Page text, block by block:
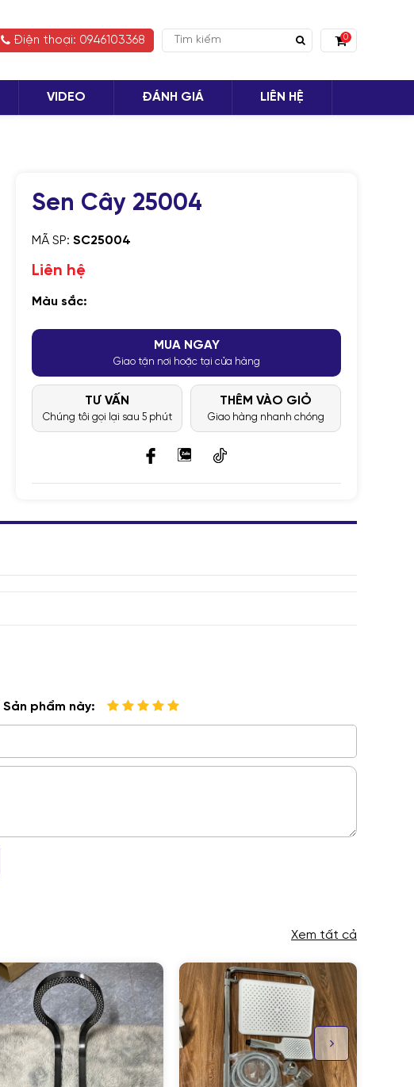
Điện thoại: 0946103368 0
VIDEO ĐÁNH GIÁ LIÊN HỆ
Sen Cây 25004
MÃ SP: SC25004
Liên hệ
Màu sắc:
MUA NGAY
Giao tận nơi hoặc tại cửa hàng
TƯ VẤN
Chúng tôi gọi lại sau 5 phút
THÊM VÀO GIỎ
Giao hàng nhanh chóng
Sản phẩm này:
Xem tất cả